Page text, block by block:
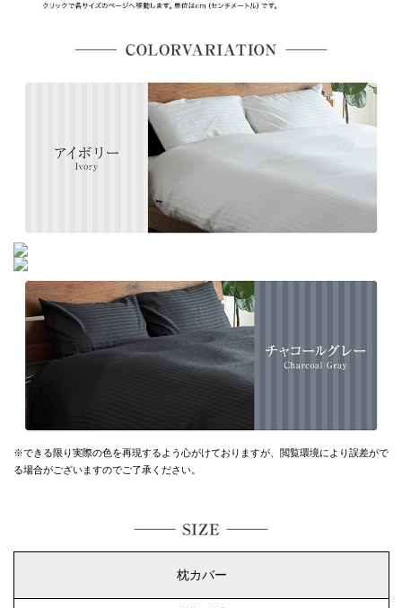
※できる限り実際の色を再現するよう心がけておりますが、 閲覧環境により誤差がで
る場合がございますのでご了承ください。
枕カバー